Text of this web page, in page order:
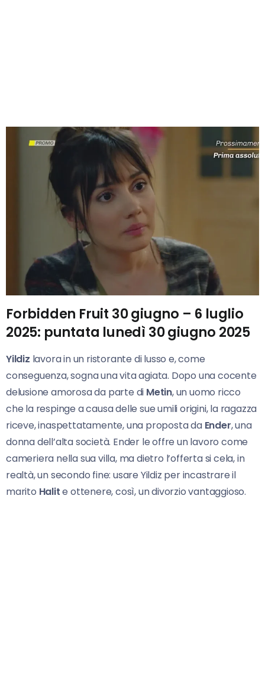
Forbidden Fruit 30 giugno – 6 luglio
2025: puntata lunedì 30 giugno 2025
Yildiz lavora in un ristorante di lusso e, come
conseguenza, sogna una vita agiata. Dopo una cocente
delusione amorosa da parte di Metin, un uomo ricco
che la respinge a causa delle sue umili origini, la ragazza
riceve, inaspettatamente, una proposta da Ender, una
donna dell’alta società. Ender le offre un lavoro come
cameriera nella sua villa, ma dietro l’offerta si cela, in
realtà, un secondo fine: usare Yildiz per incastrare il
marito Halite ottenere, così, un divorzio vantaggioso.